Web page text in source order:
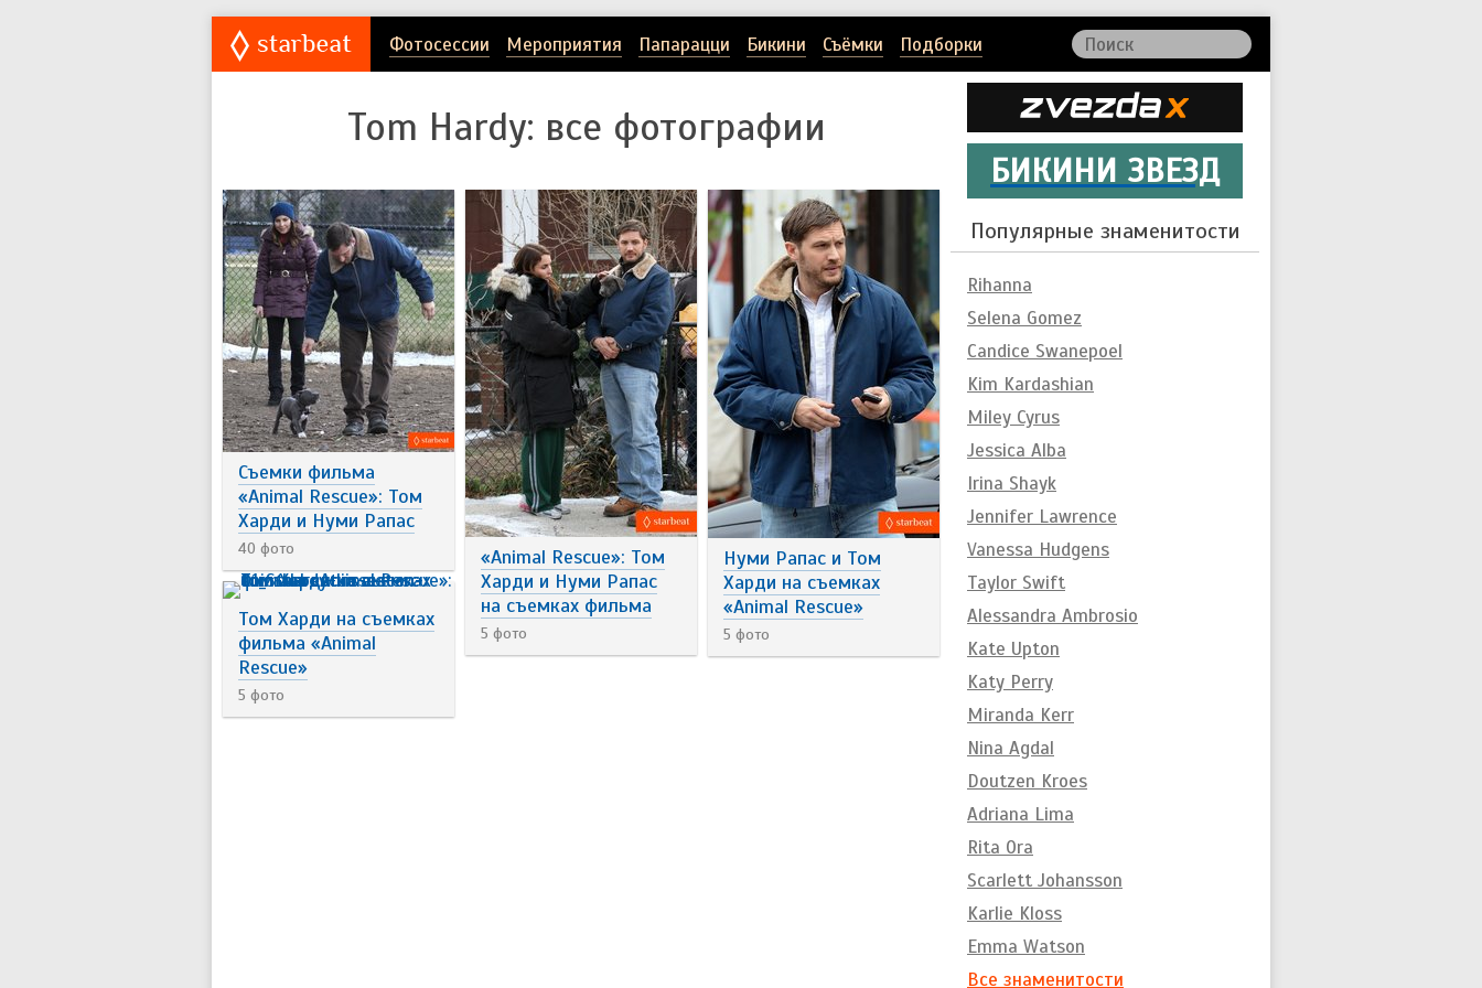
Фотосессии Мероприятия Папарацци Бикини Съёмки Подборки
Tom Hardy: все фотографии
Съемки фильма
«Animal Rescue»: Том
Харди и Нуми Рапас
40 фото
«Animal Rescue»: Том
Харди и Нуми Рапас
на съемках фильма
5 фото
Нуми Рапас и Том
Харди на съемках
«Animal Rescue»
5 фото
Том Харди на съемках
фильма «Animal
Rescue»
5 фото
БИКИНИ ЗВЕЗД
Популярные знаменитости
Rihanna
Selena Gomez
Candice Swanepoel
Kim Kardashian
Miley Cyrus
Jessica Alba
Irina Shayk
Jennifer Lawrence
Vanessa Hudgens
Taylor Swift
Alessandra Ambrosio
Kate Upton
Katy Perry
Miranda Kerr
Nina Agdal
Doutzen Kroes
Adriana Lima
Rita Ora
Scarlett Johansson
Karlie Kloss
Emma Watson
Все знаменитости